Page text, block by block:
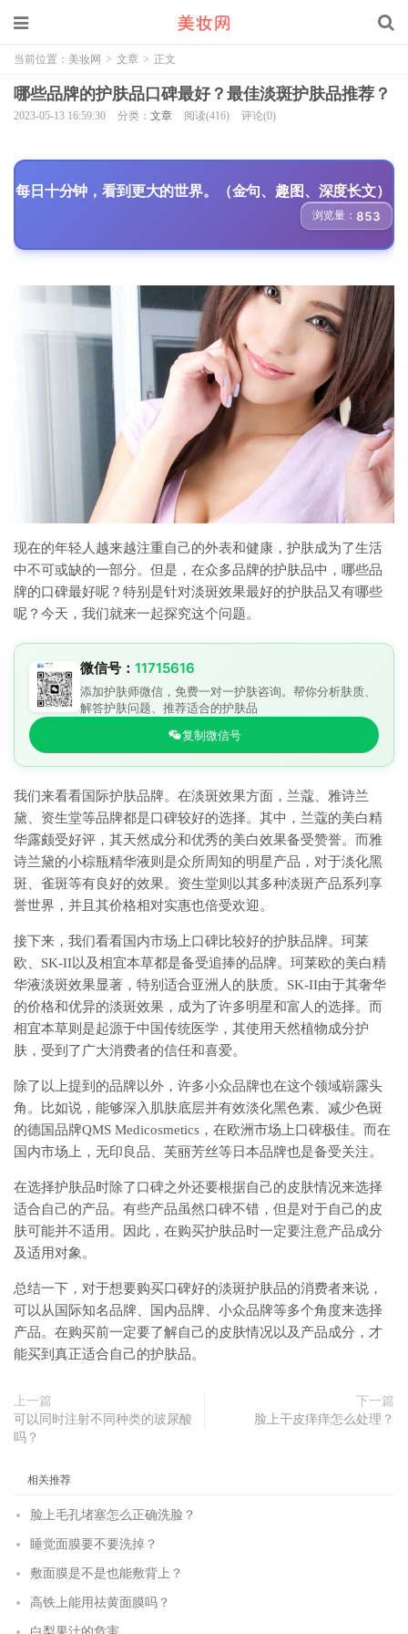
当前位置： 美妆网 > 文章 > 正文
哪些品牌的护肤品口碑最好？最佳淡斑护肤品推荐？
2023-05-13 16:59:30 分类： 文章 阅读(416) 评论(0)
每日十分钟，看到更大的世界。（金句、趣图、深度长文）
浏览量： 853
现在的年轻人越来越注重自己的外表和健康，护肤成为了生活
中不可或缺的一部分。但是，在众多品牌的护肤品中，哪些品
牌的口碑最好呢？特别是针对淡斑效果最好的护肤品又有哪些
呢？今天，我们就来一起探究这个问题。
微信号： 11715616
添加护肤师微信，免费一对一护肤咨询。帮你分析肤质、
解答护肤问题、推荐适合的护肤品
复制微信号
我们来看看国际护肤品牌。在淡斑效果方面，兰蔻、雅诗兰
黛、资生堂等品牌都是口碑较好的选择。其中，兰蔻的美白精
华露颇受好评，其天然成分和优秀的美白效果备受赞誉。而雅
诗兰黛的小棕瓶精华液则是众所周知的明星产品，对于淡化黑
斑、雀斑等有良好的效果。资生堂则以其多种淡斑产品系列享
誉世界，并且其价格相对实惠也倍受欢迎。
接下来，我们看看国内市场上口碑比较好的护肤品牌。珂莱
欧、SK-II以及相宜本草都是备受追捧的品牌。珂莱欧的美白精
华液淡斑效果显著，特别适合亚洲人的肤质。SK-II由于其奢华
的价格和优异的淡斑效果，成为了许多明星和富人的选择。而
相宜本草则是起源于中国传统医学，其使用天然植物成分护
肤，受到了广大消费者的信任和喜爱。
除了以上提到的品牌以外，许多小众品牌也在这个领域崭露头
角。比如说，能够深入肌肤底层并有效淡化黑色素、减少色斑
的德国品牌QMS Medicosmetics，在欧洲市场上口碑极佳。而在
国内市场上，无印良品、芙丽芳丝等日本品牌也是备受关注。
在选择护肤品时除了口碑之外还要根据自己的皮肤情况来选择
适合自己的产品。有些产品虽然口碑不错，但是对于自己的皮
肤可能并不适用。因此，在购买护肤品时一定要注意产品成分
及适用对象。
总结一下，对于想要购买口碑好的淡斑护肤品的消费者来说，
可以从国际知名品牌、国内品牌、小众品牌等多个角度来选择
产品。在购买前一定要了解自己的皮肤情况以及产品成分，才
能买到真正适合自己的护肤品。
上一篇
可以同时注射不同种类的玻尿酸
吗？
下一篇
脸上干皮痒痒怎么处理？
相关推荐
脸上毛孔堵塞怎么正确洗脸？
睡觉面膜要不要洗掉？
敷面膜是不是也能敷背上？
高铁上能用祛黄面膜吗？